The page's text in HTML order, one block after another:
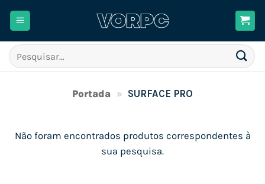
Pesquisar
por:
Portada » SURFACE PRO
Não foram encontrados produtos correspondentes à
sua pesquisa.